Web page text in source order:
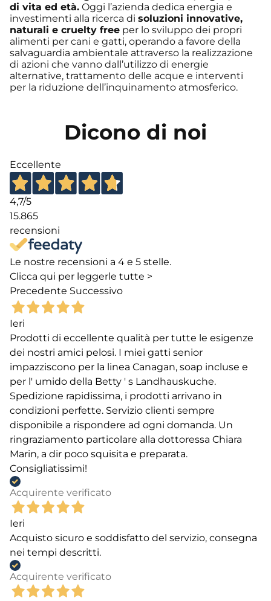
di vita ed età. Oggi l’azienda dedica energia e
investimenti alla ricerca di soluzioni innovative,
naturali e cruelty free per lo sviluppo dei propri
alimenti per cani e gatti, operando a favore della
salvaguardia ambientale attraverso la realizzazione
di azioni che vanno dall’utilizzo di energie
alternative, trattamento delle acque e interventi
per la riduzione dell’inquinamento atmosferico.
Dicono di noi
Eccellente
4,7/5
15.865
recensioni
Le nostre recensioni a 4 e 5 stelle.
Clicca qui per leggerle tutte >
Precedente Successivo
Ieri
Prodotti di eccellente qualità per tutte le esigenze
dei nostri amici pelosi. I miei gatti senior
impazziscono per la linea Canagan, soap incluse e
per l' umido della Betty ' s Landhauskuche.
Spedizione rapidissima, i prodotti arrivano in
condizioni perfette. Servizio clienti sempre
disponibile a rispondere ad ogni domanda. Un
ringraziamento particolare alla dottoressa Chiara
Marin, a dir poco squisita e preparata.
Consigliatissimi!
Acquirente verificato
Ieri
Acquisto sicuro e soddisfatto del servizio, consegna
nei tempi descritti.
Acquirente verificato